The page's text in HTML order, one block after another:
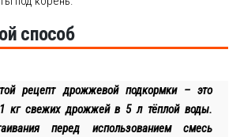
способ
рецепт дрожжевой подкормки – это
кг свежих дрожжей в 5 л тёплой воды.
перед использованием смесь